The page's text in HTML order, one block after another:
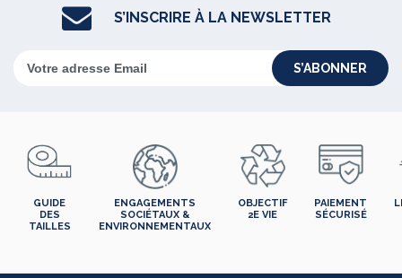
S’INSCRIRE À LA NEWSLETTER
S’ABONNER
GUIDE
DES
TAILLES
ENGAGEMENTS
SOCIÉTAUX &
ENVIRONNEMENTAUX
OBJECTIF
2E VIE
PAIEMENT
SÉCURISÉ